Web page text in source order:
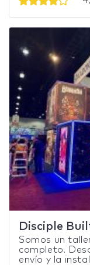
Disciple
Somos un
completo.
envío y la